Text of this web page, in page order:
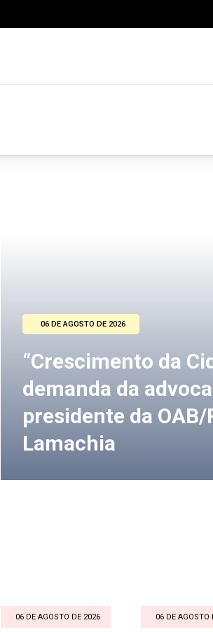
06 DE AGOSTO DE 2026
“Crescimento da
demanda da
presidente da OAB/
Lamachia
06 DE AGOSTO DE 2026 06 DE AGOSTO